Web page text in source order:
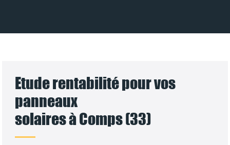
Etude rentabilité pour vos
panneaux
solaires à Comps (33)